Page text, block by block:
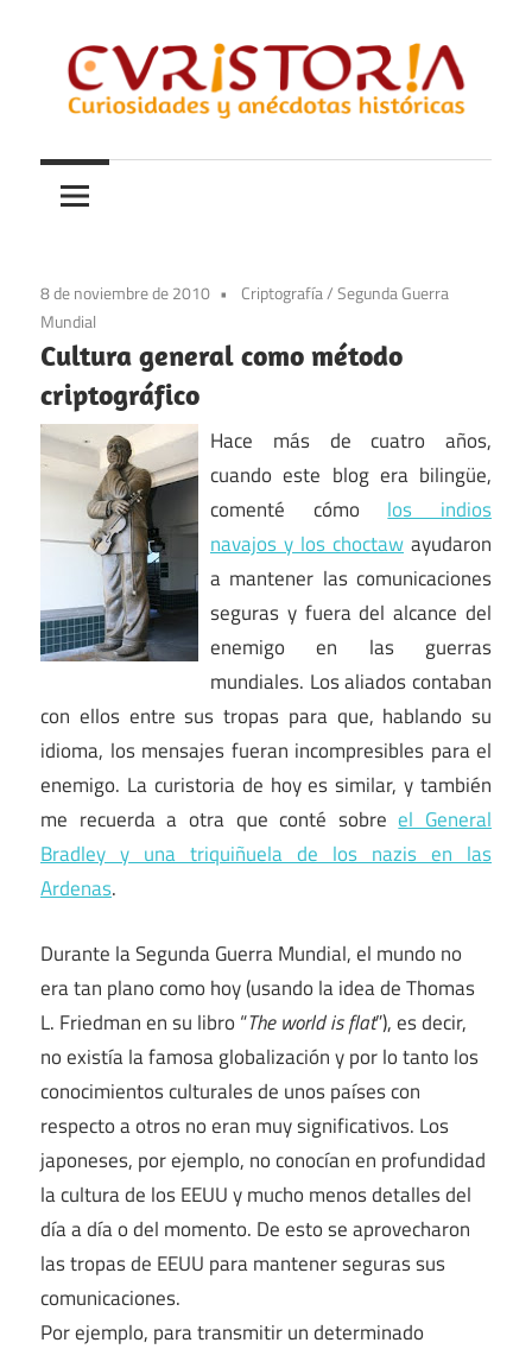
contenido
Curistoria
y
anécdotas
historia
8 de noviembre de 2010 Criptografía/Segunda Guerra
Mundial
Cultura general como método
criptográfico
Hace más de cuatro años,
cuando este blog era bilingüe,
comenté cómolos indios
navajos y los choctaw ayudaron
a mantener las comunicaciones
seguras y fuera del alcance del
enemigo en las guerras
mundiales. Los aliados contaban
con ellos entre sus tropas para que, hablando su
idioma, los mensajes fueran incompresibles para el
enemigo. La curistoria de hoy es similar, y también
me recuerda a otra que conté sobreel General
Bradley y una triquiñuela de los nazis en las
Ardenas.
Durante la Segunda Guerra Mundial, el mundo no
era tan plano como hoy (usando la idea de Thomas
L. Friedman en su libro “The world is flat”), es decir,
no existía la famosa globalización y por lo tanto los
conocimientos culturales de unos países con
respecto a otros no eran muy significativos. Los
japoneses, por ejemplo, no conocían en profundidad
la cultura de los EEUU y mucho menos detalles del
día a día o del momento. De esto se aprovecharon
las tropas de EEUU para mantener seguras sus
comunicaciones.
Por ejemplo, para transmitir un determinado